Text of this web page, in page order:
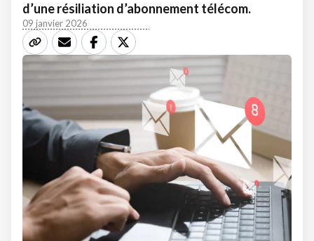
d’une résiliation d’abonnement télécom.
09 janvier 2026